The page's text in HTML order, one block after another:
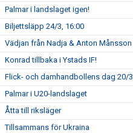
Palmar i landslaget igen!
Biljettsläpp 24/3, 16:00
Vädjan från Nadja & Anton Månsson
Konrad tillbaka i Ystads IF!
Flick- och damhandbollens dag 20/3
Palmar i U20-landslaget
Åtta till riksläger
Tillsammans för Ukraina